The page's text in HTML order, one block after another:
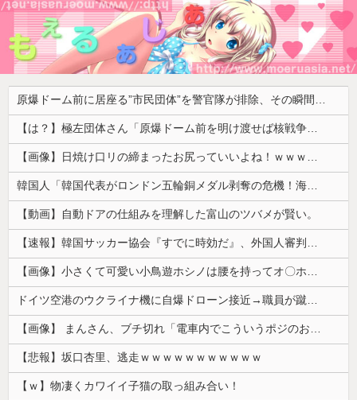
原爆ドーム前に居座る”市民団体”を警官隊が排除、その瞬間に周囲で見守っていた観客たちが……
【は？】極左団体さん「原爆ドーム前を明け渡せば核戦争が始まる！」→ 観衆のマジレスが鋭すぎるとネットで話題に → ｗｗｗｗｗｗｗｗｗｗｗｗ
【画像】日焼け口リの締まったお尻っていいよね！ｗｗｗｗｗ
韓国人「韓国代表がロンドン五輪銅メダル剥奪の危機！海外メディアが『時効の壁を越えてIOCの調査対象になり得る』と報道！」
【動画】自動ドアの仕組みを理解した富山のツバメが賢い。
【速報】韓国サッカー協会『すでに時効だ』、外国人審判らへ性的接待疑惑→ロンドン五輪は銅メダルはく奪の可能性「審判の国籍は日本、UAE、イラン」
【画像】小さくて可愛い小鳥遊ホシノは腰を持ってオ〇ホールを使うかの様なセッ〇スが解であるｗｗｗｗｗ
ドイツ空港のウクライナ機に自爆ドローン接近→職員が蹴り落とす→偶然起爆装置が壊れセーフ
【画像】 まんさん、ブチ切れ「電車内でこういうポジのおじ、ガチでイラネ」→
【悲報】坂口杏里、逃走ｗｗｗｗｗｗｗｗｗｗｗ
【ｗ】物凄くカワイイ子猫の取っ組み合い！